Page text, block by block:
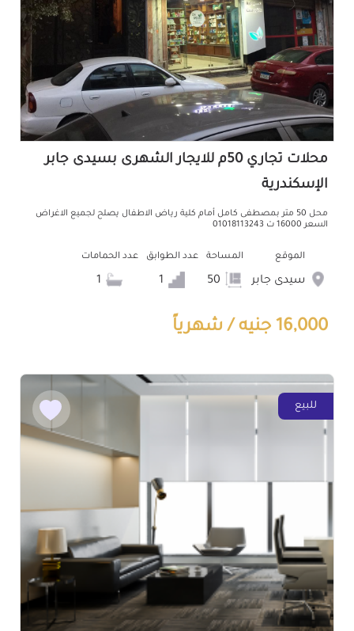
محلات تجاري 50م للايجار الشهرى بسيدى جابر
الإسكندرية
محل 50 متر بمصطفى كامل أمام كلية رياض الاطفال يصلح لجميع الاغراض
السعر 16000 ت 01018113243
الموقع
سيدى جابر
المساحة عدد الطوابق عدد الحمامات
16,000 جنيه / شهرياً
للبيع